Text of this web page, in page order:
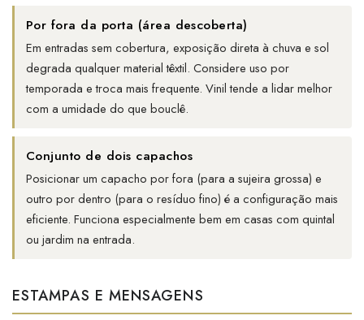
Por fora da porta (área descoberta)
Em entradas sem cobertura, exposição direta à chuva e sol
degrada qualquer material têxtil. Considere uso por
temporada e troca mais frequente. Vinil tende a lidar melhor
com a umidade do que bouclê.
Conjunto de dois capachos
Posicionar um capacho por fora (para a sujeira grossa) e
outro por dentro (para o resíduo fino) é a configuração mais
eficiente. Funciona especialmente bem em casas com quintal
ou jardim na entrada.
ESTAMPAS E MENSAGENS